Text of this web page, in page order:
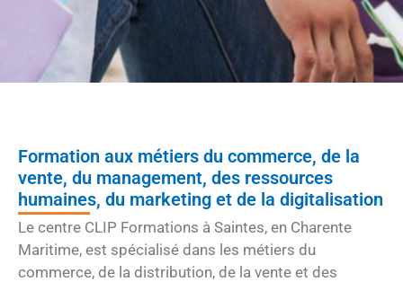
Formation aux métiers du commerce, de la
vente, du management, des ressources
humaines, du marketing et de la digitalisation
Le centre CLIP Formations à Saintes, en Charente
Maritime, est spécialisé dans les métiers du
commerce, de la distribution, de la vente et des